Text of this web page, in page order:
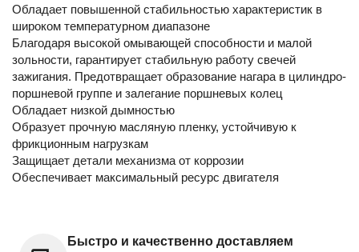
Обладает повышенной стабильностью характеристик в
широком температурном диапазоне
Благодаря высокой омывающей способности и малой
зольности, гарантирует стабильную работу свечей
зажигания. Предотвращает образование нагара в цилиндро-
поршневой группе и залегание поршневых колец
Обладает низкой дымностью
Образует прочную масляную пленку, устойчивую к
фрикционным нагрузкам
Защищает детали механизма от коррозии
Обеспечивает максимальный ресурс двигателя
Быстро и качественно доставляем